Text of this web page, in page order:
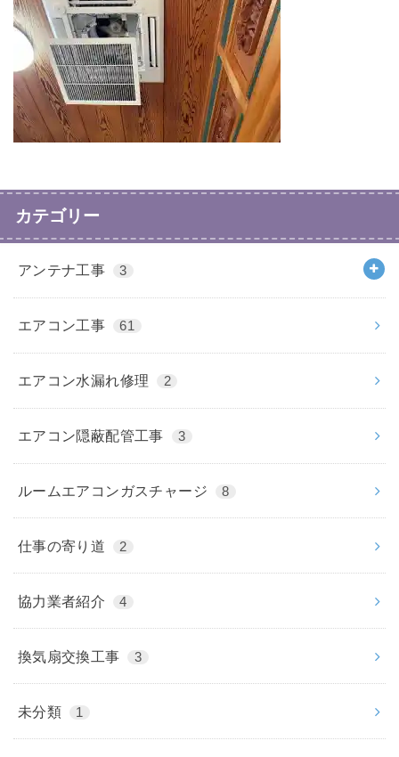
カテゴリー
アンテナ工事 3
エアコン工事 61
エアコン水漏れ修理 2
エアコン隠蔽配管工事 3
ルームエアコンガスチャージ 8
仕事の寄り道 2
協力業者紹介 4
換気扇交換工事 3
未分類 1